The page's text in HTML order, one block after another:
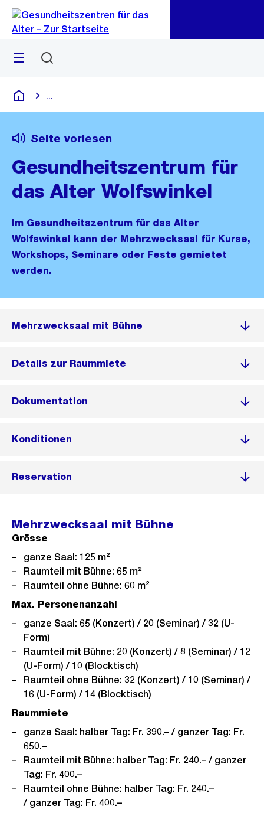
Navigation
Sprunglink
Menü
Gesundheitszentren für das Alter
Seite vorlesen
Gesundheitszentrum für
das Alter Wolfswinkel
Im Gesundheitszentrum für das Alter
Wolfswinkel kann der Mehrzwecksaal für Kurse,
Workshops, Seminare oder Feste gemietet
werden.
Mehrzwecksaal mit Bühne
Details zur Raummiete
Dokumentation
Konditionen
Reservation
Mehrzwecksaal mit Bühne
Grösse
ganze Saal: 125 m²
Raumteil mit Bühne: 65 m²
Raumteil ohne Bühne: 60 m²
Max. Personenanzahl
ganze Saal: 65 (Konzert) / 20 (Seminar) / 32 (U-
Form)
Raumteil mit Bühne: 20 (Konzert) / 8 (Seminar) / 12
(U-Form) / 10 (Blocktisch)
Raumteil ohne Bühne: 32 (Konzert) / 10 (Seminar) /
16 (U-Form) / 14 (Blocktisch)
Raummiete
ganze Saal: halber Tag: Fr. 390.– / ganzer Tag: Fr.
650.–
Raumteil mit Bühne: halber Tag: Fr. 240.– / ganzer
Tag: Fr. 400.–
Raumteil ohne Bühne: halber Tag: Fr. 240.–
/ ganzer Tag: Fr. 400.–